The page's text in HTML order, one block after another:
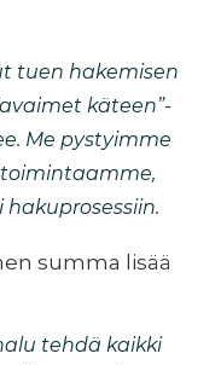
tuen hakemisen
käteen”-
Me pystyimme
summa lisää
tehdä kaikki